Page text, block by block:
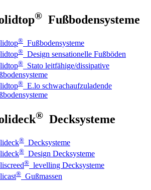
® Fußbodensysteme
® Fußbodensysteme
® Design sensationelle Fußböden
® Stato leitfähige/dissipative
® E.lo schwachaufzuladende
® Decksysteme
® Decksysteme
® Design Decksysteme
® levelling Decksysteme
® Gußmassen